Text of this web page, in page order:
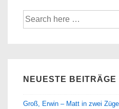
Suche
nach:
NEUESTE BEITRÄGE
Groß, Erwin – Matt in zwei